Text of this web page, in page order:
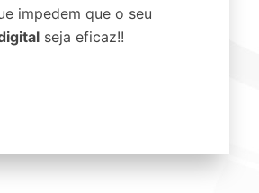
impedem que o seu
seja eficaz!!